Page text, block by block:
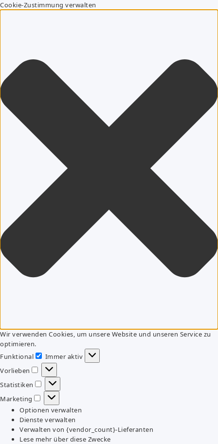
Cookie-Zustimmung verwalten
Wir verwenden Cookies, um unsere Website und unseren Service zu
optimieren.
Funktional
Funktional
Immer aktiv
Vorlieben
Vorlieben
Statistiken
Statistiken
Marketing
Marketing
Optionen verwalten
Dienste verwalten
Verwalten von {vendor_count}-Lieferanten
Lese mehr über diese Zwecke